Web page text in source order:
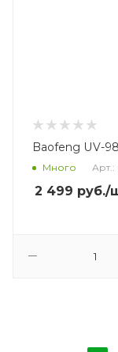
Baofeng UV-
Много Арт.:
2 499 руб./